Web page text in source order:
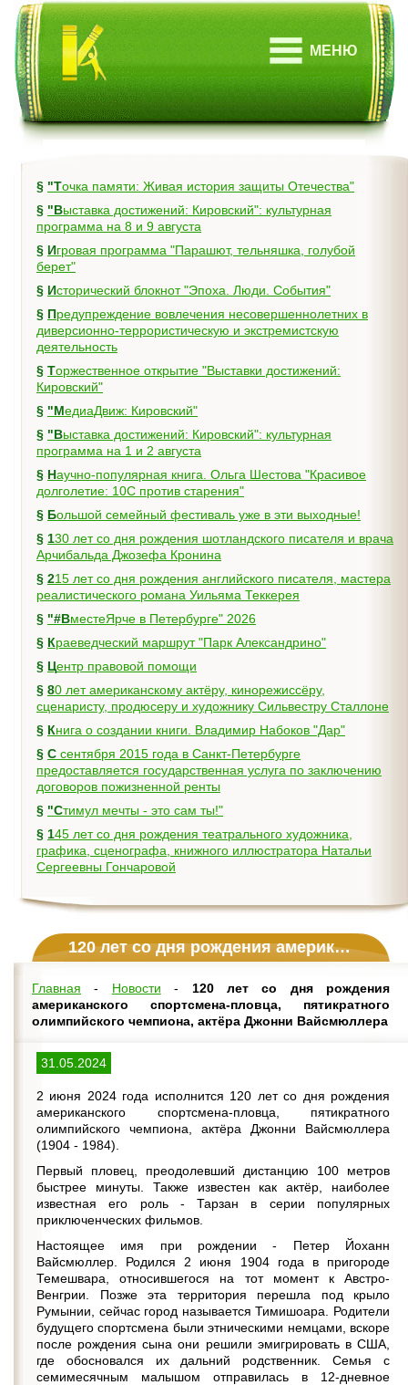
МЕНЮ
§
"Точка памяти: Живая история защиты Отечества"
§ "Выставка достижений: Кировский": культурная
программа на 8 и 9 августа
§ Игровая программа "Парашют, тельняшка, голубой
берет"
§
Исторический блокнот "Эпоха. Люди. События"
§ Предупреждение вовлечения несовершеннолетних в
диверсионно-террористическую и экстремистскую
деятельность
§ Торжественное открытие "Выставки достижений:
Кировский"
§
"МедиаДвиж: Кировский"
§ "Выставка достижений: Кировский": культурная
программа на 1 и 2 августа
§ Научно-популярная книга. Ольга Шестова "Красивое
долголетие: 10C против старения"
§
Большой семейный фестиваль уже в эти выходные!
§ 130 лет со дня рождения шотландского писателя и врача
Арчибальда Джозефа Кронина
§ 215 лет со дня рождения английского писателя, мастера
реалистического романа Уильяма Теккерея
§
"#ВместеЯрче в Петербурге" 2026
§
Краеведческий маршрут "Парк Александрино"
§
Центр правовой помощи
§ 80 лет американскому актёру, кинорежиссёру,
сценаристу, продюсеру и художнику Сильвестру Сталлоне
§
Книга о создании книги. Владимир Набоков "Дар"
§ С сентября 2015 года в Санкт-Петербурге
предоставляется государственная услуга по заключению
договоров пожизненной ренты
§
"Стимул мечты - это сам ты!"
§ 145 лет со дня рождения театрального художника,
графика, сценографа, книжного иллюстратора Натальи
Сергеевны Гончаровой
120 лет со дня рождения американского спортсмена-пловца, пятикратного олимпийского чемпиона, актёра Джонни Вайсмюллера
Главная - Новости - 120 лет со дня рождения
американского спортсмена-пловца, пятикратного
олимпийского чемпиона, актёра Джонни Вайсмюллера
31.05.2024
2 июня 2024 года исполнится 120 лет со дня рождения
американского спортсмена-пловца, пятикратного
олимпийского чемпиона, актёра Джонни Вайсмюллера
(1904 - 1984).
Первый пловец, преодолевший дистанцию 100 метров
быстрее минуты. Также известен как актёр, наиболее
известная его роль - Тарзан в серии популярных
приключенческих фильмов.
Настоящее имя при рождении - Петер Йоханн
Вайсмюллер. Родился 2 июня 1904 года в пригороде
Темешвара, относившегося на тот момент к Австро-
Венгрии. Позже эта территория перешла под крыло
Румынии, сейчас город называется Тимишоара. Родители
будущего спортсмена были этническими немцами, вскоре
после рождения сына они решили эмигрировать в США,
где обосновался их дальний родственник. Семья с
семимесячным малышом отправилась в 12-дневное